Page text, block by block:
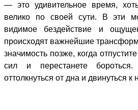
— это удивительное время,
велико по своей сути. В эти
видимое бездействие и
происходят важнейшие
значимость позже, когда
сил и перестанете
оттолкнуться от дна и двинуться